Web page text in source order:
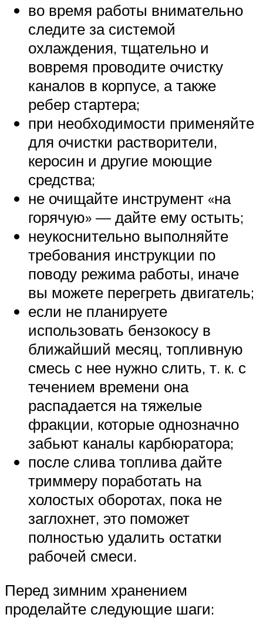
во время работы внимательно
следите за системой
охлаждения, тщательно и
вовремя проводите очистку
каналов в корпусе, а также
ребер стартера;
при необходимости применяйте
для очистки растворители,
керосин и другие моющие
средства;
не очищайте инструмент «на
горячую» — дайте ему остыть;
неукоснительно выполняйте
требования инструкции по
поводу режима работы, иначе
вы можете перегреть двигатель;
если не планируете
использовать бензокосу в
ближайший месяц, топливную
смесь с нее нужно слить, т. к. с
течением времени она
распадается на тяжелые
фракции, которые однозначно
забьют каналы карбюратора;
после слива топлива дайте
триммеру поработать на
холостых оборотах, пока не
заглохнет, это поможет
полностью удалить остатки
рабочей смеси.
Перед зимним хранением
проделайте следующие шаги: